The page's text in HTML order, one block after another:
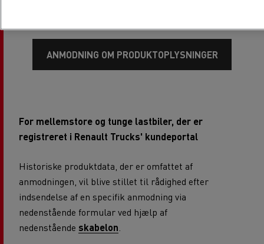
ANMODNING OM PRODUKTOPLYSNINGER
For mellemstore og tunge lastbiler, der er
registreret i Renault Trucks' kundeportal
Historiske produktdata, der er omfattet af
anmodningen, vil blive stillet til rådighed efter
indsendelse af en specifik anmodning via
nedenstående formular ved hjælp af
nedenstående skabelon